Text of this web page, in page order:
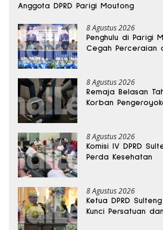
Anggota DPRD Parigi Moutong
8 Agustus 2026
Penghulu di Parigi
Cegah Perceraian
8 Agustus 2026
Remaja Belasan
Korban
8 Agustus 2026
Komisi IV DPRD
Perda Kesehatan
8 Agustus 2026
Ketua DPRD
Kunci Persatuan